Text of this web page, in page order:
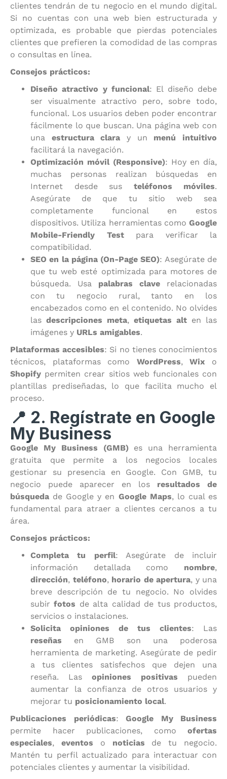
clientes tendrán de tu negocio en el mundo digital.
Si no cuentas con una web bien estructurada y
optimizada, es probable que pierdas potenciales
clientes que prefieren la comodidad de las compras
o consultas en línea.
Consejos prácticos:
Diseño atractivo y funcional: El diseño debe
ser visualmente atractivo pero, sobre todo,
funcional. Los usuarios deben poder encontrar
fácilmente lo que buscan. Una página web con
una estructura clara y un menú intuitivo
facilitará la navegación.
Optimización móvil (Responsive): Hoy en día,
muchas personas realizan búsquedas en
Internet desde sus teléfonos móviles.
Asegúrate de que tu sitio web sea
completamente funcional en estos
dispositivos. Utiliza herramientas como Google
Mobile-Friendly Testpara verificar la
compatibilidad.
SEO en la página (On-Page SEO): Asegúrate de
que tu web esté optimizada para motores de
búsqueda. Usa palabras clave relacionadas
con tu negocio rural, tanto en los
encabezados como en el contenido. No olvides
las descripciones meta, etiquetas alt en las
imágenes y URLs amigables.
Plataformas accesibles: Si no tienes conocimientos
técnicos, plataformas como WordPress,Wix o
Shopify permiten crear sitios web funcionales con
plantillas prediseñadas, lo que facilita mucho el
proceso.
📍 2. Regístrate en Google
My Business
Google My Business (GMB) es una herramienta
gratuita que permite a los negocios locales
gestionar su presencia en Google. Con GMB, tu
negocio puede aparecer en los resultados de
búsqueda de Google y en Google Maps, lo cual es
fundamental para atraer a clientes cercanos a tu
área.
Consejos prácticos:
Completa tu perfil: Asegúrate de incluir
información detallada como nombre,
dirección, teléfono, horario de apertura, y una
breve descripción de tu negocio. No olvides
subirfotos de alta calidad de tus productos,
servicios o instalaciones.
Solicita opiniones de tus clientes: Las
reseñas en GMB son una poderosa
herramienta de marketing. Asegúrate de pedir
a tus clientes satisfechos que dejen una
reseña. Las opiniones positivas pueden
aumentar la confianza de otros usuarios y
mejorar tu posicionamiento local.
Publicaciones periódicas: Google My Business
permite hacer publicaciones, como ofertas
especiales, eventos o noticias de tu negocio.
Mantén tu perfil actualizado para interactuar con
potenciales clientes y aumentar la visibilidad.